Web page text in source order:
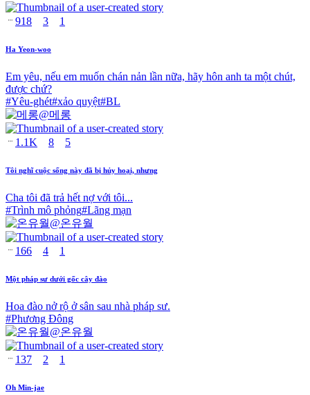
918 3 1
Ha Yeon-woo
Em yêu, nếu em muốn chán nản lần nữa, hãy hôn anh ta một chút,
được chứ?
#Yêu-ghét#xảo quyệt#BL
@메롱
1.1K 8 5
Tôi nghĩ cuộc sống này đã bị hủy hoại, nhưng
Cha tôi đã trả hết nợ với tôi...
#Trình mô phỏng#Lãng mạn
@온유월
166 4 1
Một pháp sư dưới gốc cây đào
Hoa đào nở rộ ở sân sau nhà pháp sư.
#Phương Đông
@온유월
137 2 1
Oh Min-jae